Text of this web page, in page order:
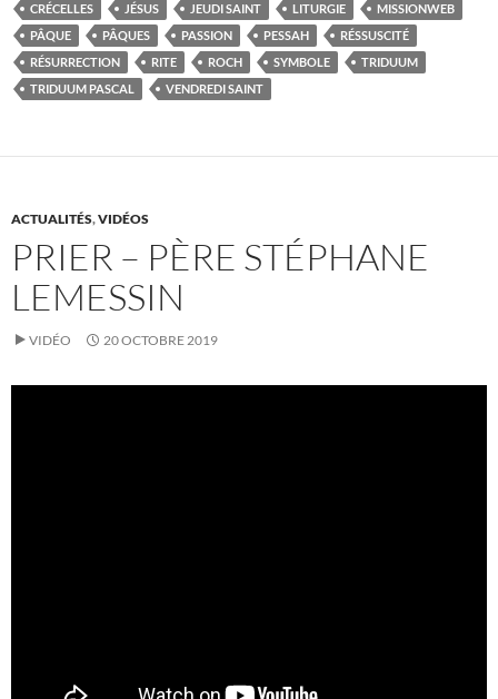
CRÉCELLES
JÉSUS JEUDI SAINT LITURGIE
MISSIONWEB
PÂQUE
PÂQUES PASSION PESSAH
RÉSSUSCITÉ
RÉSURRECTION
RITE ROCH SYMBOLE
TRIDUUM
TRIDUUM PASCAL
VENDREDI SAINT
ACTUALITÉS,VIDÉOS
PRIER – PÈRE STÉPHANE
LEMESSIN
VIDÉO 20 OCTOBRE 2019